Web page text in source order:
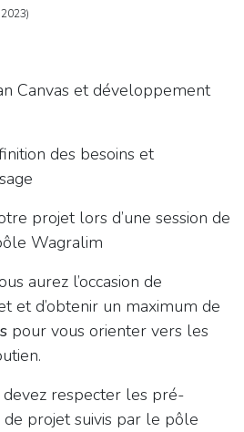
Canvas et développement
des besoins et
projet lors d’une session de
Wagralim
aurez l’occasion de
et d’obtenir un maximum de
pour vous orienter vers les
respecter les pré-
de projet suivis par le pôle